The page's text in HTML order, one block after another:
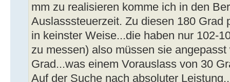
mm zu realisieren komme ich in den
Auslasssteuerzeit. Zu diesen 180 Grad
in keinster Weise...die haben nur 102-
zu messen) also müssen sie
Grad...was einem Vorauslass von 30
Auf der Suche nach absoluter